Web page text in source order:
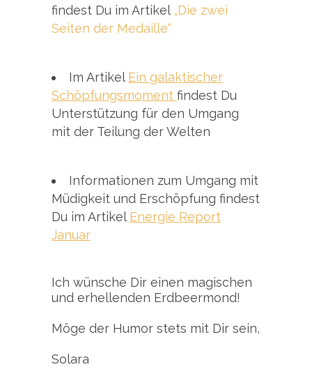
findest Du im Artikel „Die zwei
Seiten der Medaille“
Im Artikel Ein galaktischer
Schöpfungsmoment findest Du
Unterstützung für den Umgang
mit der Teilung der Welten
Informationen zum Umgang mit
Müdigkeit und Erschöpfung findest
Du im Artikel Energie Report
Januar
Ich wünsche Dir einen magischen
und erhellenden Erdbeermond!
Möge der Humor stets mit Dir sein,
Solara